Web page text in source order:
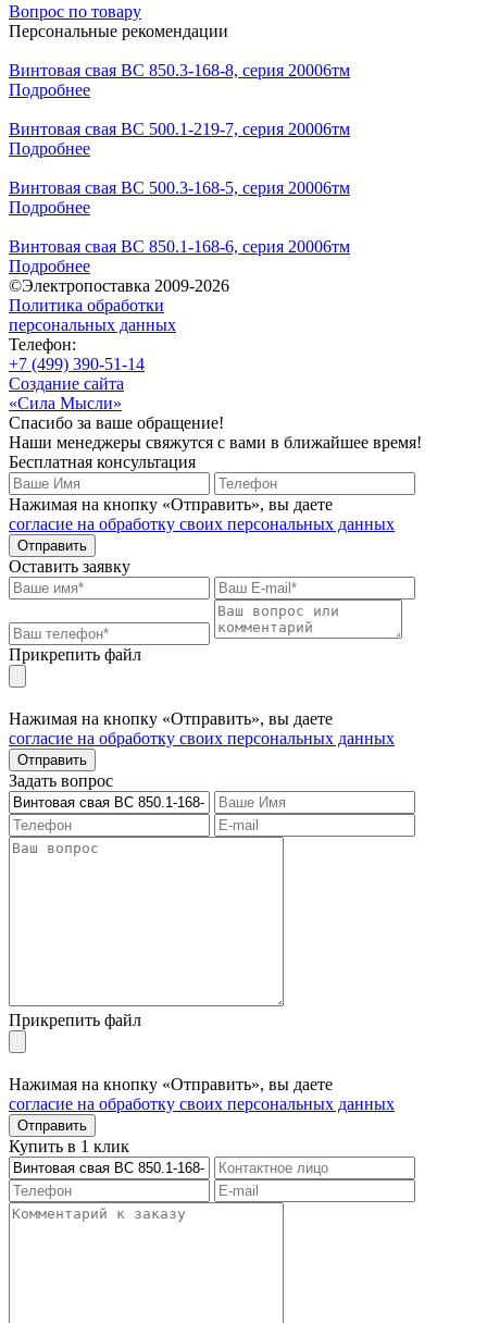
Вопрос по товару
Персональные рекомендации
Винтовая свая ВС 850.3-168-8, серия 20006тм
Подробнее
Винтовая свая ВС 500.1-219-7, серия 20006тм
Подробнее
Винтовая свая ВС 500.3-168-5, серия 20006тм
Подробнее
Винтовая свая ВС 850.1-168-6, серия 20006тм
Подробнее
©Электропоставка 2009-2026
Политика обработки
персональных данных
Телефон:
+7 (499) 390-51-14
Создание сайта
«Сила Мысли»
Спасибо за ваше обращение!
Наши менеджеры свяжутся с вами в ближайшее время!
Бесплатная консультация
Нажимая на кнопку «Отправить», вы даете
согласие на обработку своих персональных данных
Отправить
Оставить заявку
Прикрепить файл
Нажимая на кнопку «Отправить», вы даете
согласие на обработку своих персональных данных
Отправить
Задать вопрос
Прикрепить файл
Нажимая на кнопку «Отправить», вы даете
согласие на обработку своих персональных данных
Отправить
Купить в 1 клик